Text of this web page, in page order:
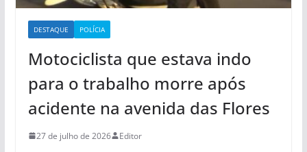
DESTAQUE POLÍCIA
Motociclista que estava indo
para o trabalho morre após
acidente na avenida das Flores
27 de julho de 2026 Editor